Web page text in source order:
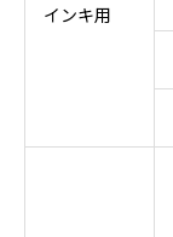
インキ用